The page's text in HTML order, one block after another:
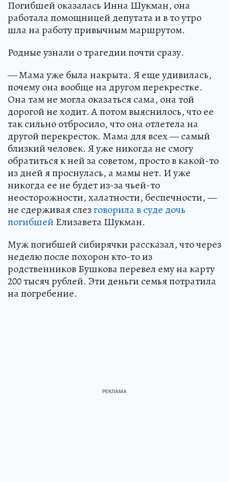
Погибшей оказалась Инна Шукман, она
работала помощницей депутата и в то утро
шла на работу привычным маршрутом.
Родные узнали о трагедии почти сразу.
— Мама уже была накрыта. Я еще удивилась,
почему она вообще на другом перекрестке.
Она там не могла оказаться сама, она той
дорогой не ходит. А потом выяснилось, что ее
так сильно отбросило, что она отлетела на
другой перекресток. Мама для всех — самый
близкий человек. Я уже никогда не смогу
обратиться к ней за советом, просто в какой-то
из дней я проснулась, а мамы нет. И уже
никогда ее не будет из-за чьей-то
неосторожности, халатности, беспечности, —
не сдерживая слезговорила в суде дочь
погибшей Елизавета Шукман.
Муж погибшей сибирячки рассказал, что через
неделю после похорон кто-то из
родственников Бушкова перевел ему на карту
200 тысяч рублей. Эти деньги семья потратила
на погребение.